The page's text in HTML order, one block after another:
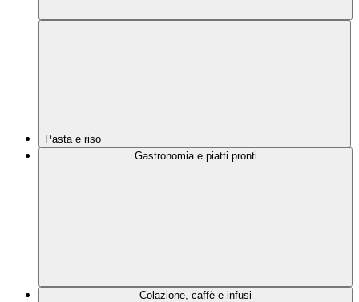
Pasta e riso
Gastronomia e piatti pronti
Colazione, caffè e infusi